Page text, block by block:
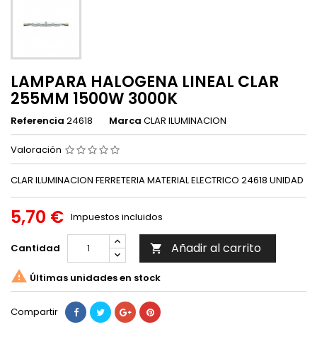
LAMPARA HALOGENA LINEAL CLAR
255MM 1500W 3000K
Referencia 24618 Marca CLAR ILUMINACION
Valoración
CLAR ILUMINACION FERRETERIA MATERIAL ELECTRICO 24618 UNIDAD
5,70 € Impuestos incluidos
Cantidad  Añadir al carrito
 Últimas unidades en stock
Compartir